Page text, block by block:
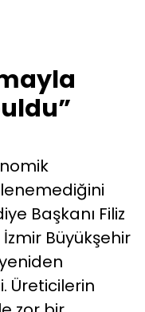
Başkanı Filiz
Büyükşehir
Üreticilerin